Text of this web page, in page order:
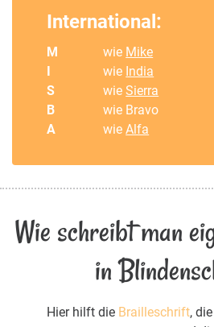
International:
M wie Mike
I
wie India
S
wieSierra
B
wie Bravo
A
wieAlfa
Wie schreibt man
in
Hier hilft die Brailleschrift,